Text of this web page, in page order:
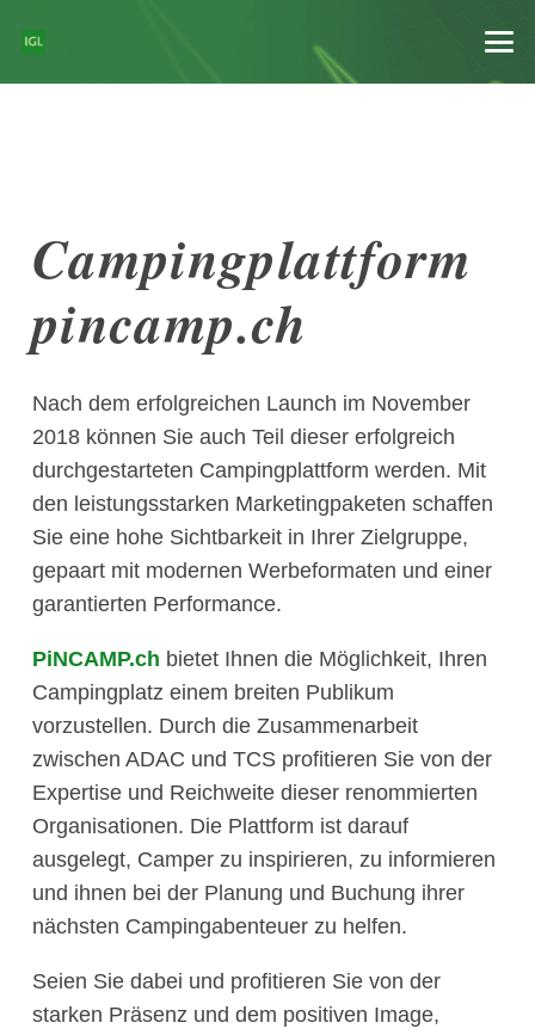
Campingplattform
pincamp.ch
Nach dem erfolgreichen Launch im November
2018 können Sie auch Teil dieser erfolgreich
durchgestarteten Campingplattform werden. Mit
den leistungsstarken Marketingpaketen schaffen
Sie eine hohe Sichtbarkeit in Ihrer Zielgruppe,
gepaart mit modernen Werbeformaten und einer
garantierten Performance.
PiNCAMP.ch bietet Ihnen die Möglichkeit, Ihren
Campingplatz einem breiten Publikum
vorzustellen. Durch die Zusammenarbeit
zwischen ADAC und TCS profitieren Sie von der
Expertise und Reichweite dieser renommierten
Organisationen. Die Plattform ist darauf
ausgelegt, Camper zu inspirieren, zu informieren
und ihnen bei der Planung und Buchung ihrer
nächsten Campingabenteuer zu helfen.
Seien Sie dabei und profitieren Sie von der
starken Präsenz und dem positiven Image,